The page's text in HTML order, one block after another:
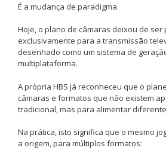
É a mudança de paradigma.
Hoje, o plano de câmaras deixou de ser
exclusivamente para a transmissão
desenhado como um sistema de
multiplataforma.
A própria HBS já reconheceu que o
câmaras e formatos que não existem
tradicional, mas para alimentar
Na prática, isto significa que o mesmo
a origem, para múltiplos formatos: